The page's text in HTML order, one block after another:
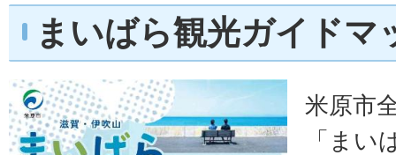
まいばら観光ガイドマ
米原市
「まい